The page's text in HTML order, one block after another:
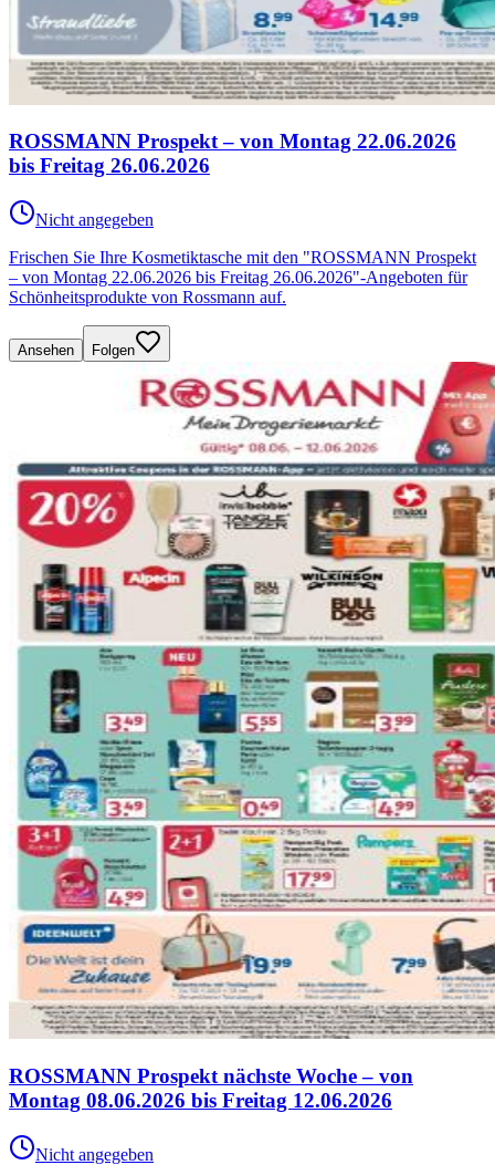
ROSSMANN Prospekt – von Montag 22.06.2026
bis Freitag 26.06.2026
Nicht angegeben
Frischen Sie Ihre Kosmetiktasche mit den "ROSSMANN Prospekt
– von Montag 22.06.2026 bis Freitag 26.06.2026"-Angeboten für
Schönheitsprodukte von Rossmann auf.
Ansehen Folgen
ROSSMANN Prospekt nächste Woche – von
Montag 08.06.2026 bis Freitag 12.06.2026
Nicht angegeben